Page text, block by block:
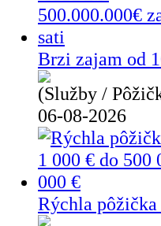
Brzi zajam od
(Služby /
06-08-2026
Rýchla pôžička